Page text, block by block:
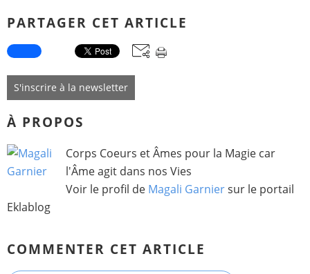
PARTAGER CET ARTICLE
S'inscrire à la newsletter
À PROPOS
Corps Coeurs et Âmes pour la Magie car
l'Âme agit dans nos Vies
Voir le profil de Magali Garniersur le portail
Eklablog
COMMENTER CET ARTICLE